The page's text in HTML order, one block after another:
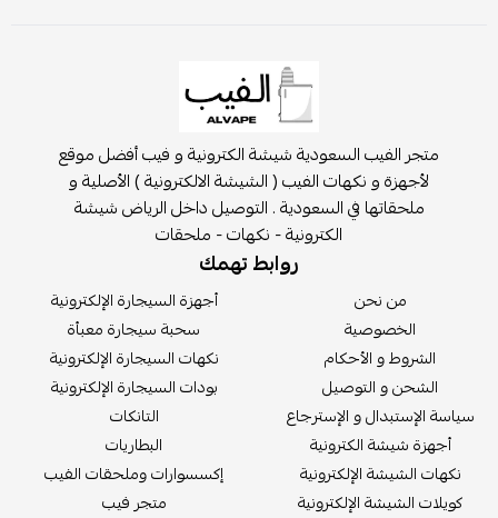
متجر الفيب السعودية شيشة الكترونية و فيب أفضل موقع
لأجهزة و نكهات الفيب ( الشيشة الالكترونية ) الأصلية و
ملحقاتها في السعودية . التوصيل داخل الرياض شيشة
الكترونية - نكهات - ملحقات
روابط تهمك
من نحن
الخصوصية
الشروط و الأحكام
الشحن و التوصيل
الإستبدال و الإسترجاع
أجهزة شيشة الكترونية
الشيشة الإلكترونية
الشيشة الإلكترونية
أجهزة السيجارة الإلكترونية
سحبة سيجارة معبأة
نكهات السيجارة الإلكترونية
بودات السيجارة الإلكترونية
التانكات
البطاريات
إكسسوارات وملحقات الفيب
متجر فيب